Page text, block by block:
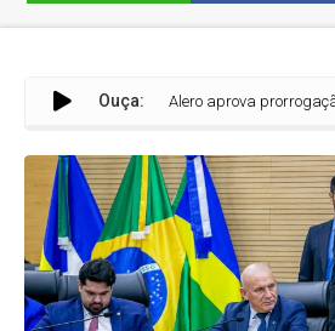
Ouça:
Alero aprova prorrogação do